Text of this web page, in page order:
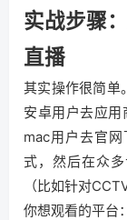
实战步骤
直播
其实操作很简单
安卓用户去应
mac用户去官
式，然后在众
（比如针对
你想观看的平台